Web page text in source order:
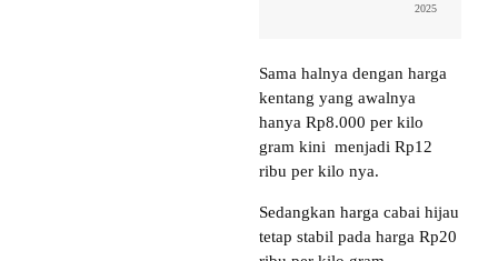
2025
Sama halnya dengan harga
kentang yang awalnya
hanya Rp8.000 per kilo
gram kini menjadi Rp12
ribu per kilo nya.
Sedangkan harga cabai hijau
tetap stabil pada harga Rp20